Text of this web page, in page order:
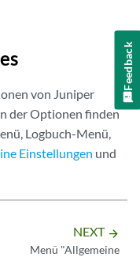
von Juniper
der Optionen finden
Logbuch-Menü,
Einstellungen und
NEXT arrow_forward
Menü "Allgemeine
Feedback